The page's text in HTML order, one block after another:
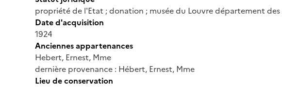
propriété de l'Etat ; donation ; musée du Louvre département
Date d'acquisition
1924
Anciennes appartenances
Hebert, Ernest, Mme
dernière provenance : Hébert, Ernest, Mme
Lieu de conservation